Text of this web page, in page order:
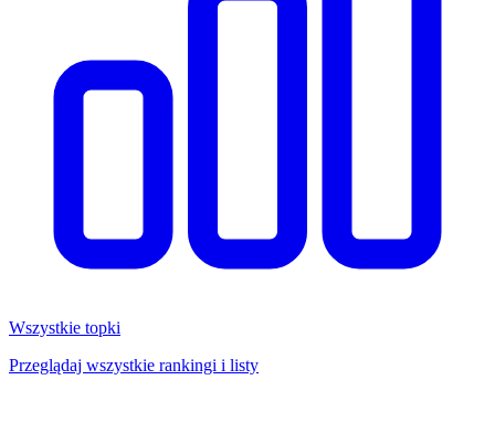
Wszystkie topki
Przeglądaj wszystkie rankingi i listy